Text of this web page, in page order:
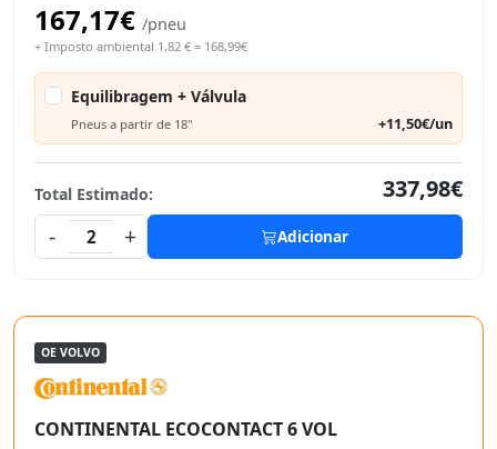
167,17€ /pneu
+ Imposto ambiental 1,82 € = 168,99€
Equilibragem + Válvula
Pneus a partir de 18" +11,50€/un
Total Estimado:
337,98€
-
2 + Adicionar
OE VOLVO
CONTINENTAL ECOCONTACT 6 VOL